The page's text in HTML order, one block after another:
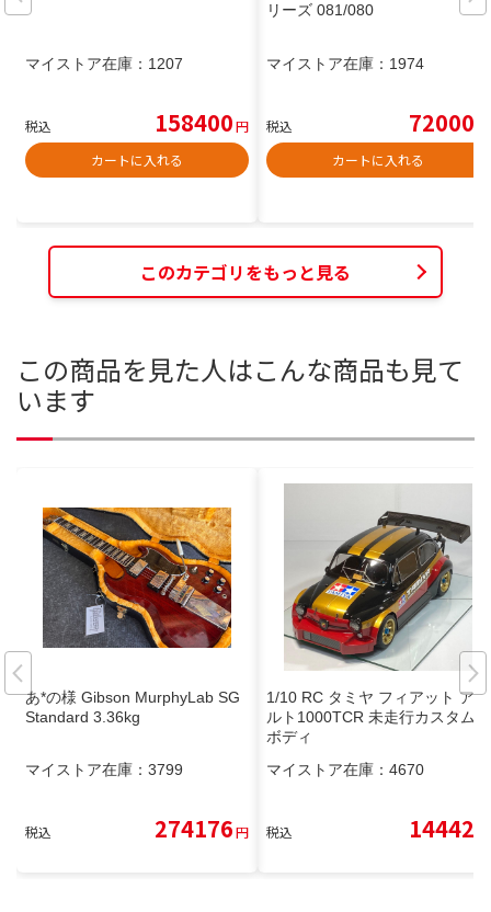
マイストア在庫： 1207
税込 158400円
カートに入れる
リーズ 081/080
マイストア在庫： 1974
税込 72000
カートに入れる
このカテゴリをもっと見る
この商品を見た人はこんな商品も見て
います
あ*の様 Gibson MurphyLab SG
Standard 3.36kg
マイストア在庫： 3799
税込 274176円
1/10 RC タミヤ フィアット アバ
ルト1000TCR 未走行カスタム
ボディ
マイストア在庫： 4670
税込 14442